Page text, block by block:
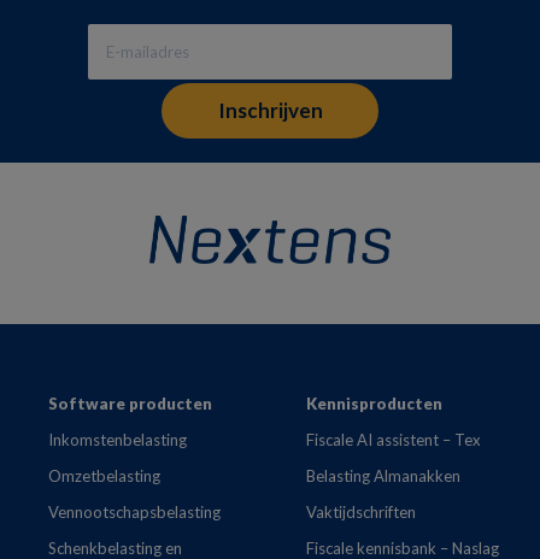
FooterSoftware producten
Inkomstenbelasting
Omzetbelasting
Vennootschapsbelasting
Schenkbelasting en
Kennisproducten
Fiscale AI assistent – Tex
Belasting Almanakken
Vaktijdschriften
Fiscale kennisbank – Naslag